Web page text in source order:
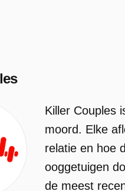
Killer Couples
moord. Elke
relatie en hoe
ooggetuigen
de meest